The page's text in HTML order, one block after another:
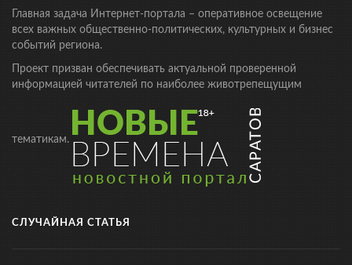
Главная задача Интернет-портала – оперативное освещение
всех важных общественно-политических, культурных и бизнес
событий региона.
Проект призван обеспечивать актуальной проверенной
информацией читателей по наиболее животрепещущим
тематикам.
СЛУЧАЙНАЯ СТАТЬЯ